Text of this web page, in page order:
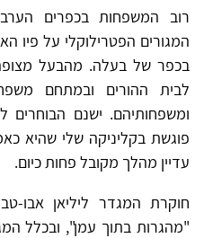
רוב המשפחות בכפרים
המגורים הפטרילוקלי על פיו
בכפר של בעלה. מהבעל
לבית ההורים ובמתחם
ומשפחותיהם. ישנם
פוגשת בקליניקה שלי שהיא
עדיין מהלך מקובל פחות כיום.
"מהגרות בתוך עמן", ובכלל